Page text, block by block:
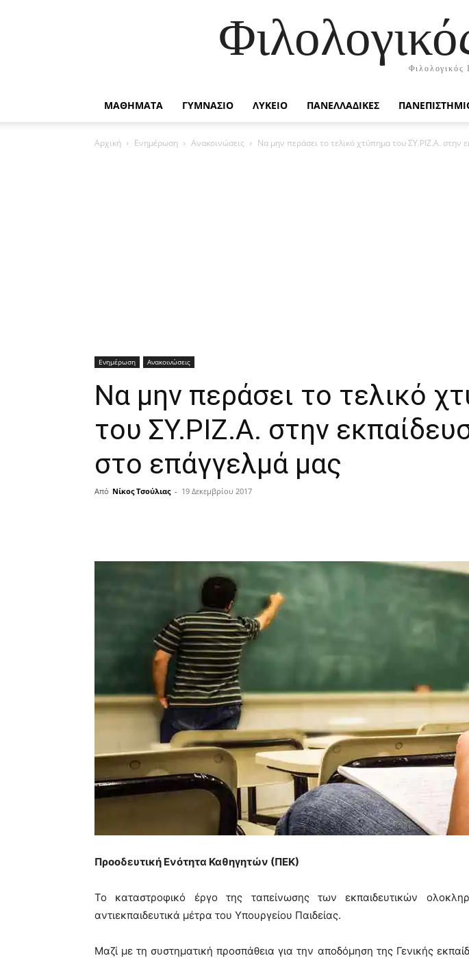
Φιλολογικός
ΜΑΘΗΜΑΤΑ ΓΥΜΝΑΣΙΟ ΛΥΚΕΙΟ ΠΑΝΕΛΛΑΔΙΚΕΣ
Αρχική Ενημέρωση Ανακοινώσεις Να μην περάσει το τελικό χτύπημα του ΣΥ.ΡΙΖ.Α. στην
Ενημέρωση Ανακοινώσεις
Να μην περάσει το τελικό
του ΣΥ.ΡΙΖ.Α. στην
στο επάγγελμά μας
Από Νίκος Τσούλιας - 19 Δεκεμβρίου 2017
Προοδευτική Ενότητα Καθηγητών (ΠΕΚ)
Το καταστροφικό έργο της ταπείνωσης των εκπαιδευτικών
αντιεκπαιδευτικά μέτρα του Υπουργείου Παιδείας.
Μαζί με τη συστηματική προσπάθεια για την αποδόμηση της Γενικής